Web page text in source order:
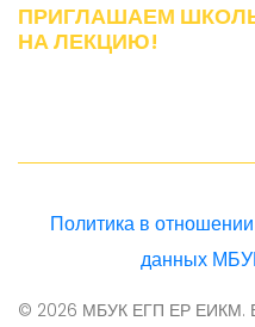
ПРИГЛАШАЕМ
НА ЛЕКЦИЮ!
Политика в
данных
© 2026 МБУК ЕГП ЕР ЕИКМ.